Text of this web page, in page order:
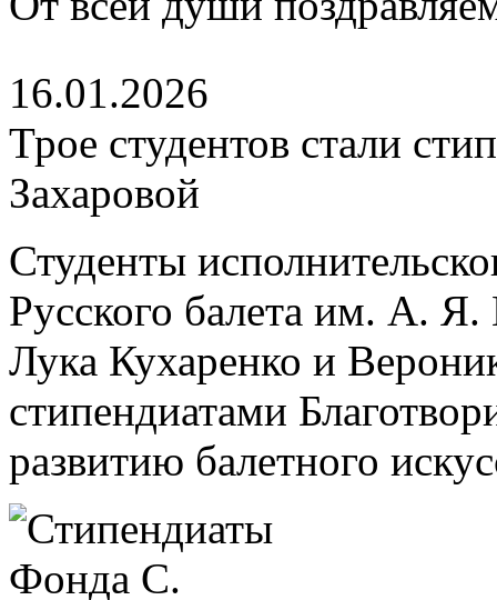
16.01.2026
Трое студентов стали
Захаровой
Студенты
Русского балета им. А.
Лука Кухаренко и
стипендиатами
развитию балетного